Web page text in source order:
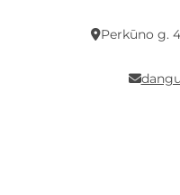
Perkūno g.